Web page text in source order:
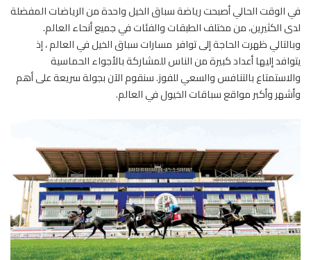
في الوقت الحالي أصبحت رياضة سباق الخيل واحدة من الرياضات المفضلة
لدى الكثيرين، من مختلف الطبقات والفئات في جميع أنحاء العالم.
وبالتالي ظهرت الحاجة إلى توافر مسارات سباق الخيل في العالم ، إذ
يتوافد إليها أعداد كبيرة من الناس للمشاركة بالأجواء الحماسية
والاستمتاع بالتنافس والسعي للفوز. سنقوم الآن بجولة سريعة على أهم
وأشهر وأكبر مواقع سباقات الخيول في العالم.